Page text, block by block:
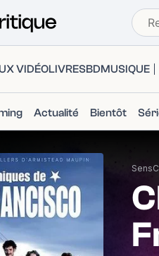
VIDÉOLIVRESBDMUSIQUE
Actualité Bientôt